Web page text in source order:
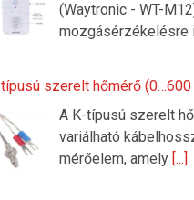
(Waytronic - WT-
mozgásérzékelésre
típusú szerelt hőmérő (0…600
A K-típusú szerelt
variálható
mérőelem, amely [...]